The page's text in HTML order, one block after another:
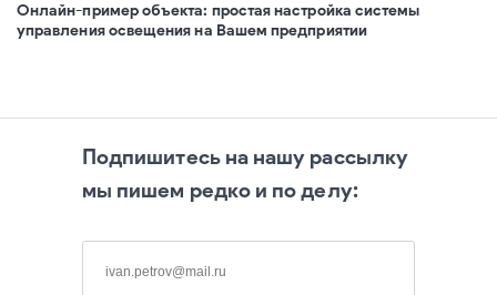
Онлайн-пример объекта: простая настройка системы
управления освещения на Вашем предприятии
Подпишитесь на нашу рассылку
мы пишем редко и по делу: